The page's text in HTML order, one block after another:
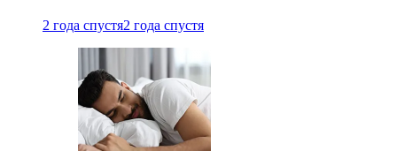
2 года спустя2 года спустя